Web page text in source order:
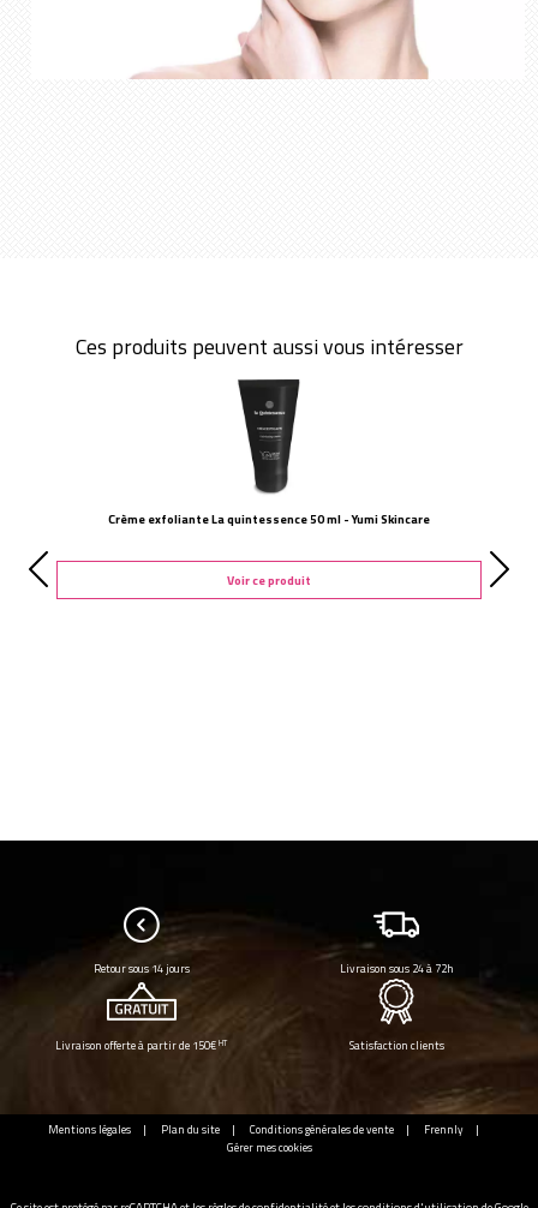
Ces produits peuvent aussi vous intéresser
Crème exfoliante La quintessence 50 ml - Yumi Skincare
Voir ce produit
Retour sous 14 jours Livraison sous 24 à 72h
Livraison offerte à partir de 150€HT Satisfaction clients
Mentions légales Plan du site Conditions générales de vente
Frennly
Gérer mes cookies